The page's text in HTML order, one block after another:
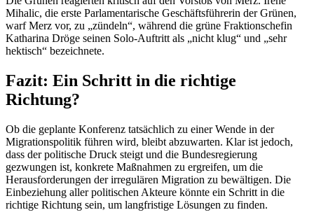
Mihalic, die erste Parlamentarische Geschäftsführerin der Grünen,
warf Merz vor, zu „zündeln“, während die grüne Fraktionschefin
Katharina Dröge seinen Solo-Auftritt als „nicht klug“ und „sehr
hektisch“ bezeichnete.
Fazit: Ein Schritt in die richtige
Richtung?
Ob die geplante Konferenz tatsächlich zu einer Wende in der
Migrationspolitik führen wird, bleibt abzuwarten. Klar ist jedoch,
dass der politische Druck steigt und die Bundesregierung
gezwungen ist, konkrete Maßnahmen zu ergreifen, um die
Herausforderungen der irregulären Migration zu bewältigen. Die
Einbeziehung aller politischen Akteure könnte ein Schritt in die
richtige Richtung sein, um langfristige Lösungen zu finden.